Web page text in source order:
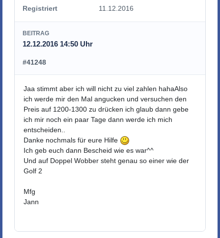
Registriert
11.12.2016
BEITRAG
12.12.2016 14:50 Uhr
#41248
Jaa stimmt aber ich will nicht zu viel zahlen hahaAlso
ich werde mir den Mal angucken und versuchen den
Preis auf 1200-1300 zu drücken ich glaub dann gebe
ich mir noch ein paar Tage dann werde ich mich
entscheiden..
Danke nochmals für eure Hilfe
Ich geb euch dann Bescheid wie es war^^
Und auf Doppel Wobber steht genau so einer wie der
Golf 2
Mfg
Jann